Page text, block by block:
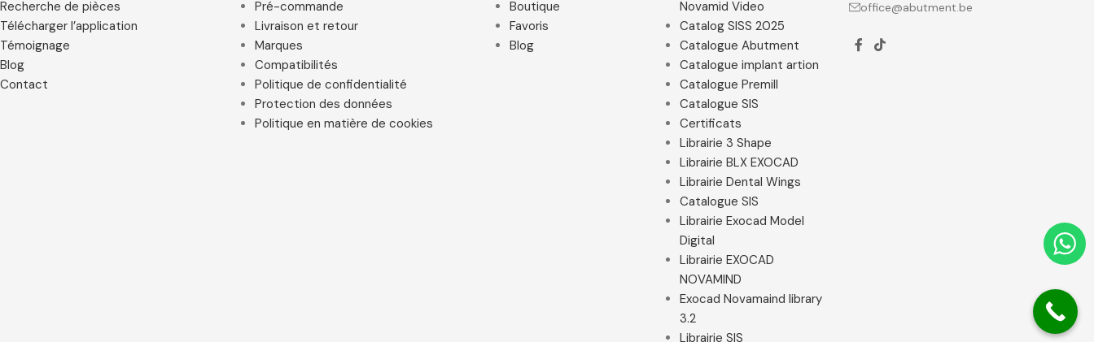
Recherche de pièces
Télécharger l’application
Témoignage
Blog
Contact
Pré-commande
Livraison et retour
Marques
Compatibilités
Politique de confidentialité
Protection des données
Politique en matière de cookies
Boutique
Favoris
Blog
Novamid Video
Catalog SISS 2025
Catalogue Abutment
Catalogue implant artion
Catalogue Premill
Catalogue SIS
Certificats
Librairie 3 Shape
Librairie BLX EXOCAD
Librairie Dental Wings
Catalogue SIS
Librairie Exocad Model
Digital
Librairie EXOCAD
NOVAMIND
Exocad Novamaind library
3.2
Librairie SIS
office@abutment.be